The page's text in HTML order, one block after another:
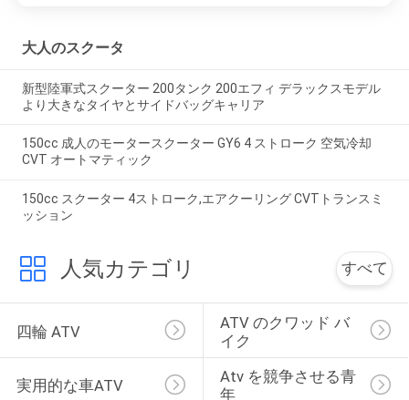
大人のスクータ
新型陸軍式スクーター 200タンク 200エフィ デラックスモデル
より大きなタイヤとサイドバッグキャリア
150cc 成人のモータースクーター GY6 4 ストローク 空気冷却
CVT オートマティック
150cc スクーター 4ストローク,エアクーリング CVTトランスミ
ッション
人気カテゴリ すべて
四輪 ATV
ATV のクワッド バ
イク
実用的な車ATV
Atv を競争させる青
年